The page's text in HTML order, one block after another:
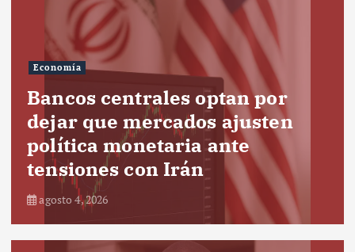
Economía
Bancos centrales optan por
dejar que mercados ajusten
política monetaria ante
tensiones con Irán
agosto 4, 2026